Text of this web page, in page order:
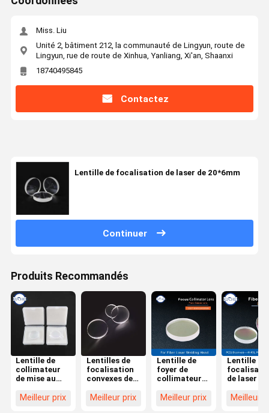
Miss. Liu
Unité 2, bâtiment 212, la communauté de Lingyun, route de
Lingyun, rue de route de Xinhua, Yanliang, Xi'an, Shaanxi
18740495845
Contactez
Lentille de focalisation de laser de 20*6mm
Continuer
Produits Recommandés
Lentille de
collimateur
de mise au
bi-convexe
Meilleur prix
Lentilles de
focalisation
convexes de
K9L de laser
Meilleur prix
Lentille de
foyer de
collimateur
fibre D20
Meilleur prix
Lentille de
de laser de
ménisque
Meilleur